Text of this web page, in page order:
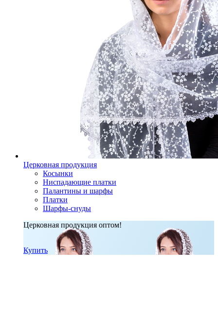
Церковная продукция
Косынки
Ниспадающие платки
Палантины и шарфы
Платки
Шарфы-снуды
Церковная продукция оптом!
Купить